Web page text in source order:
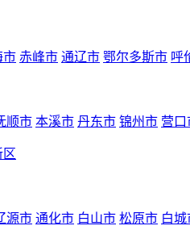
市 赤峰市 通辽市 鄂尔多斯市 呼
顺市 本溪市 丹东市 锦州市 营口
区
源市 通化市 白山市 松原市 白城